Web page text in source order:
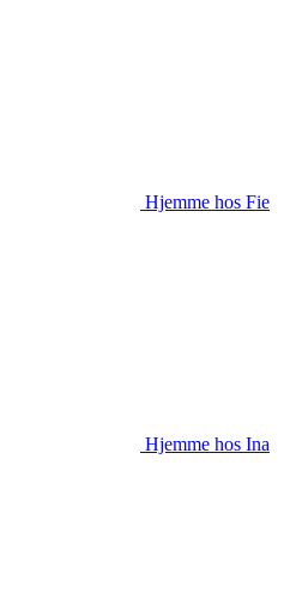
Hjemme hos Fie
Hjemme hos Ina